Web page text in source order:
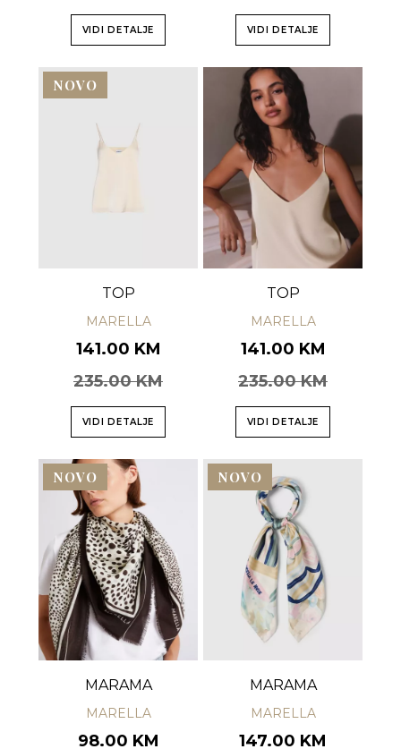
VIDI DETALJE VIDI DETALJE
NOVO
TOP
MARELLA
141.00 KM
235.00 KM
VIDI DETALJE
TOP
MARELLA
141.00 KM
235.00 KM
VIDI DETALJE
NOVO
MARAMA
MARELLA
98.00 KM
NOVO
MARAMA
MARELLA
147.00 KM